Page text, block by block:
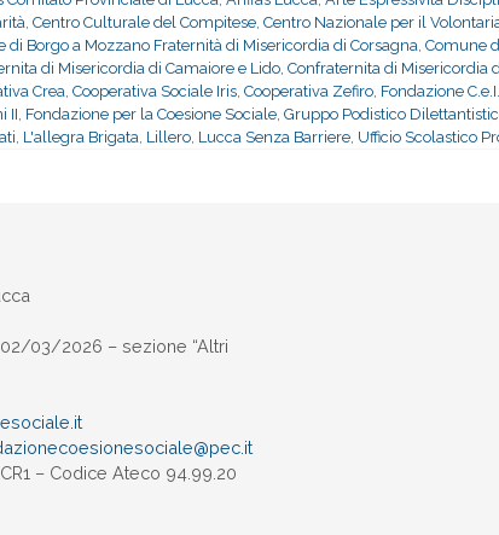
, Centro Culturale del Compitese, Centro Nazionale per il
di Borgo a Mozzano Fraternità di Misericordia di Corsagna, Comune
di Misericordia di Camaiore e Lido, Confraternita di Misericordia
Crea, Cooperativa Sociale Iris, Cooperativa Zefiro, Fondazione
II, Fondazione per la Coesione Sociale, Gruppo Podistico
, L'allegra Brigata, Lillero, Lucca Senza Barriere, Ufficio Scolastico
03/2026 – sezione “Altri
it
– Codice Ateco 94.99.20